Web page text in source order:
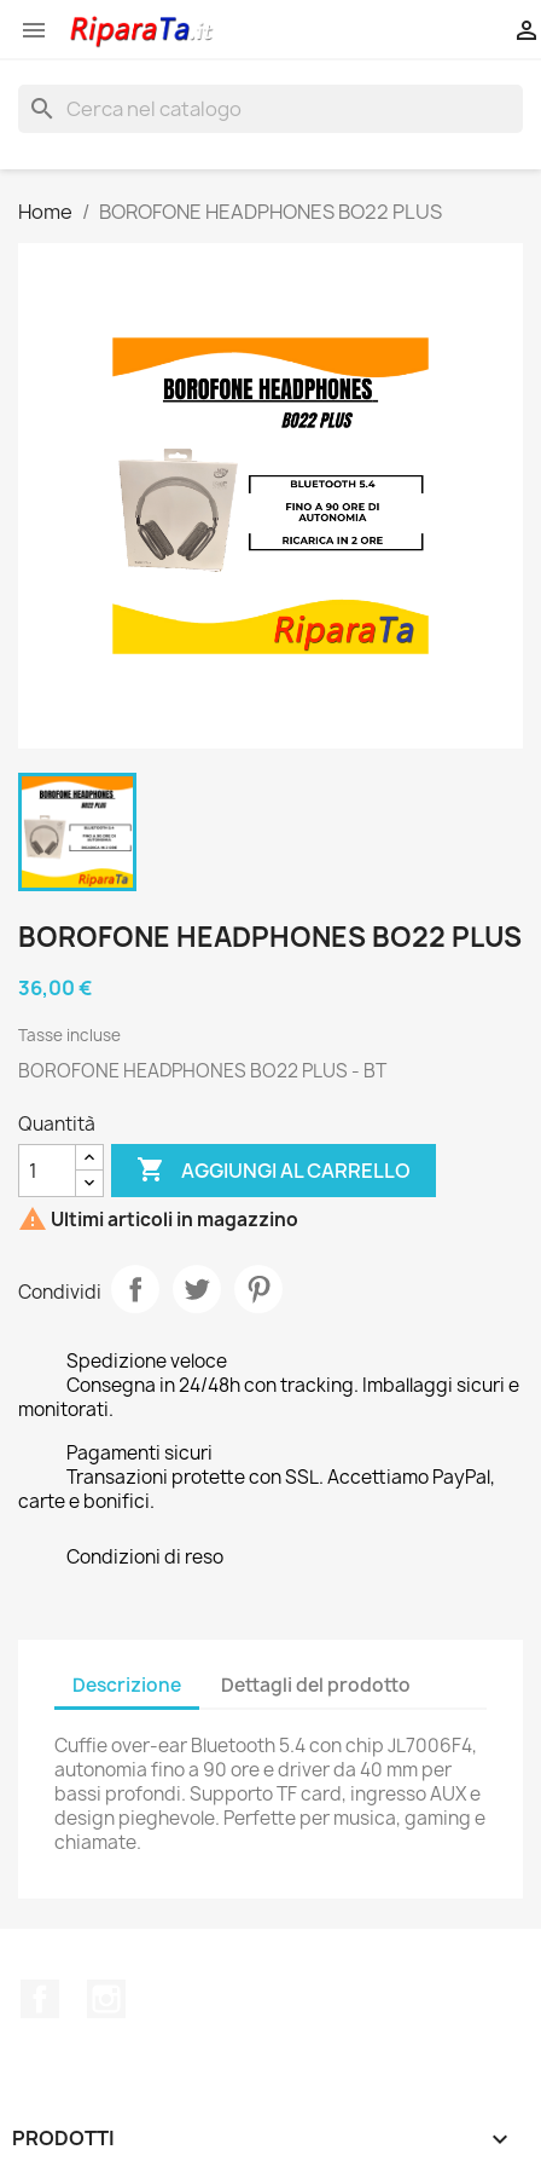
 
search
Home BOROFONE HEADPHONES BO22 PLUS
BOROFONE HEADPHONES BO22 PLUS
36,00 €
Tasse incluse
BOROFONE HEADPHONES BO22 PLUS - BT
Quantità
 AGGIUNGI AL CARRELLO
 Ultimi articoli in magazzino
Condividi
Spedizione veloce
Consegna in 24/48h con tracking. Imballaggi sicuri e
monitorati.
Pagamenti sicuri
Transazioni protette con SSL. Accettiamo PayPal,
carte e bonifici.
Condizioni di reso
Descrizione Dettagli del prodotto
Cuffie over-ear Bluetooth 5.4 con chip JL7006F4,
autonomia fino a 90 ore e driver da 40 mm per
bassi profondi.Supporto TF card, ingresso AUX e
design pieghevole. Perfette per musica, gaming e
chiamate.
PRODOTTI 